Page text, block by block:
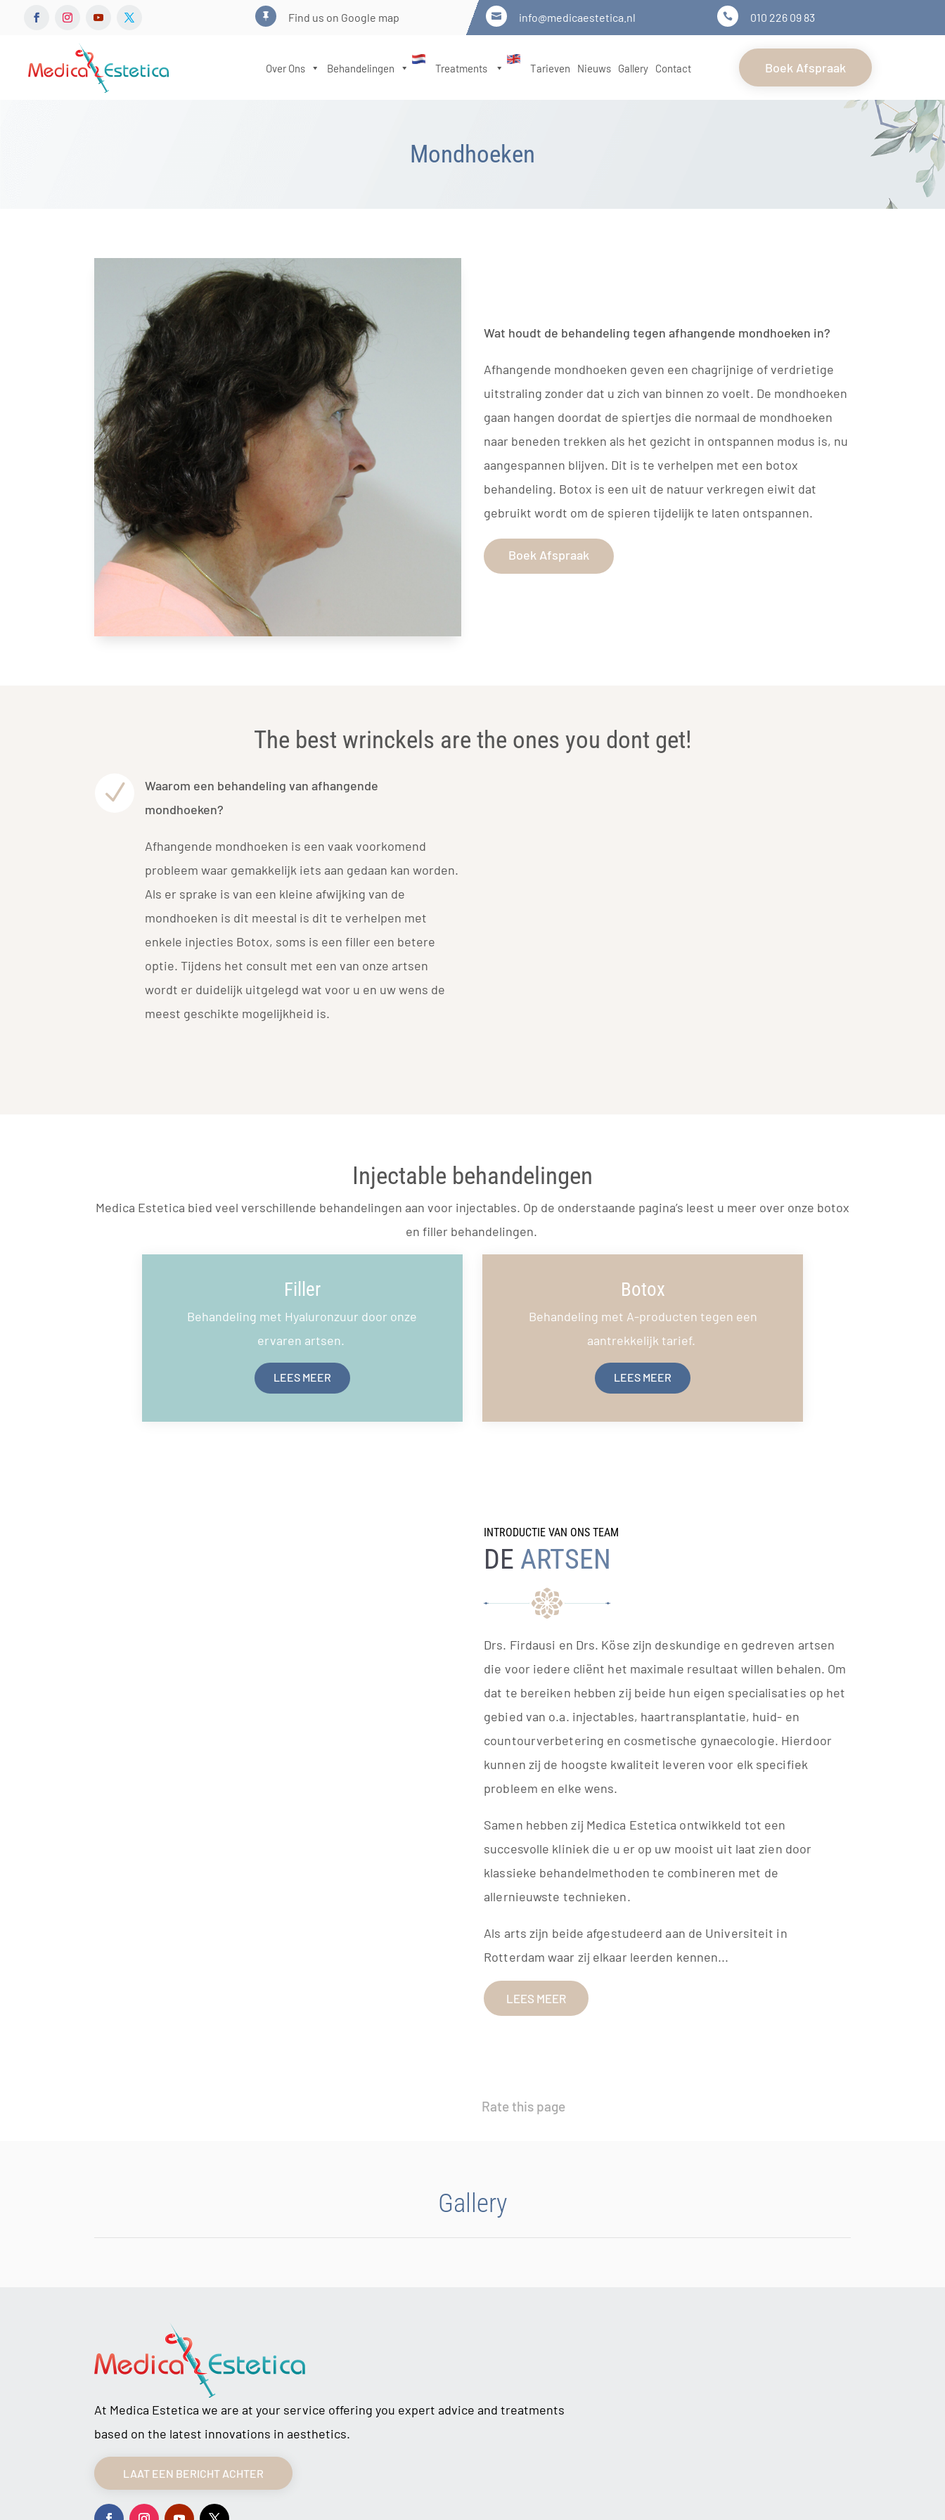
 Find us on Google map  info@medicaestetica.nl  010 226 09 83
Over Ons Behandelingen Treatments Tarieven Nieuws Gallery Contact Boek Afspraak
Mondhoeken
Wat houdt de behandeling tegen afhangende mondhoeken in?
Afhangende mondhoeken geven een chagrijnige of verdrietige
uitstraling zonder dat u zich van binnen zo voelt. De mondhoeken
gaan hangen doordat de spiertjes die normaal de mondhoeken
naar beneden trekken als het gezicht in ontspannen modus is, nu
aangespannen blijven. Dit is te verhelpen met een botox
behandeling. Botox is een uit de natuur verkregen eiwit dat
gebruikt wordt om de spieren tijdelijk te laten ontspannen.
Boek Afspraak
The best wrinckels are the ones you dont get!
N
Waarom een behandeling van afhangende
mondhoeken?
Afhangende mondhoeken is een vaak voorkomend
probleem waar gemakkelijk iets aan gedaan kan worden.
Als er sprake is van een kleine afwijking van de
mondhoeken is dit meestal is dit te verhelpen met
enkele injecties Botox, soms is een filler een betere
optie. Tijdens het consult met een van onze artsen
wordt er duidelijk uitgelegd wat voor u en uw wens de
meest geschikte mogelijkheid is.
Injectable behandelingen
Medica Estetica bied veel verschillende behandelingen aan voor injectables. Op de onderstaande pagina’s leest u meer over onze botox
en filler behandelingen.
Filler
Behandeling met Hyaluronzuur door onze
ervaren artsen.
LEES MEER
Botox
Behandeling met A-producten tegen een
aantrekkelijk tarief.
LEES MEER
INTRODUCTIE VAN ONS TEAM
DE ARTSEN
Drs. Firdausi en Drs. Köse zijn deskundige en gedreven artsen
die voor iedere cliënt het maximale resultaat willen behalen. Om
dat te bereiken hebben zij beide hun eigen specialisaties op het
gebied van o.a. injectables, haartransplantatie, huid- en
countourverbetering en cosmetische gynaecologie. Hierdoor
kunnen zij de hoogste kwaliteit leveren voor elk specifiek
probleem en elke wens.
Samen hebben zij Medica Estetica ontwikkeld tot een
succesvolle kliniek die u er op uw mooist uit laat zien door
klassieke behandelmethoden te combineren met de
allernieuwste technieken.
Als arts zijn beide afgestudeerd aan de Universiteit in
Rotterdam waar zij elkaar leerden kennen...
LEES MEER
Rate this page
Gallery
At Medica Estetica we are at your service offering you expert advice and treatments
based on the latest innovations in aesthetics.
LAAT EEN BERICHT ACHTER